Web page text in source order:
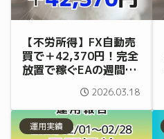
【不労所得】FX自動売
買で＋42,370円！完全
放置で稼ぐEAの週間実
2026.03.18
運用実績